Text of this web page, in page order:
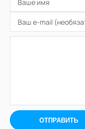
ОТПРАВИТЬ